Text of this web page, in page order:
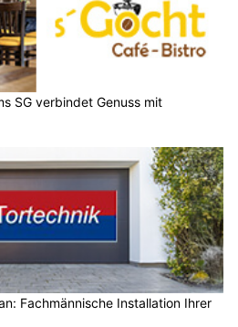
SG verbindet Genuss mit
Fachmännische Installation Ihrer